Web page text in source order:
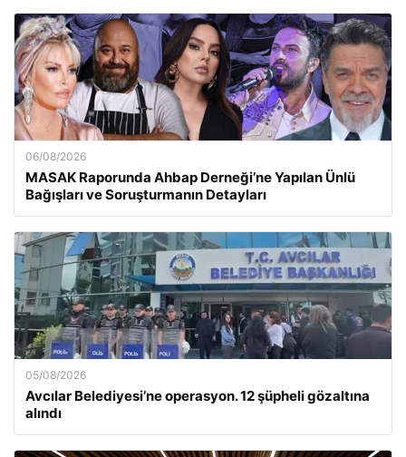
06/08/2026
MASAK Raporunda Ahbap Derneği’ne Yapılan Ünlü
Bağışları ve Soruşturmanın Detayları
05/08/2026
Avcılar Belediyesi’ne operasyon. 12 şüpheli gözaltına
alındı